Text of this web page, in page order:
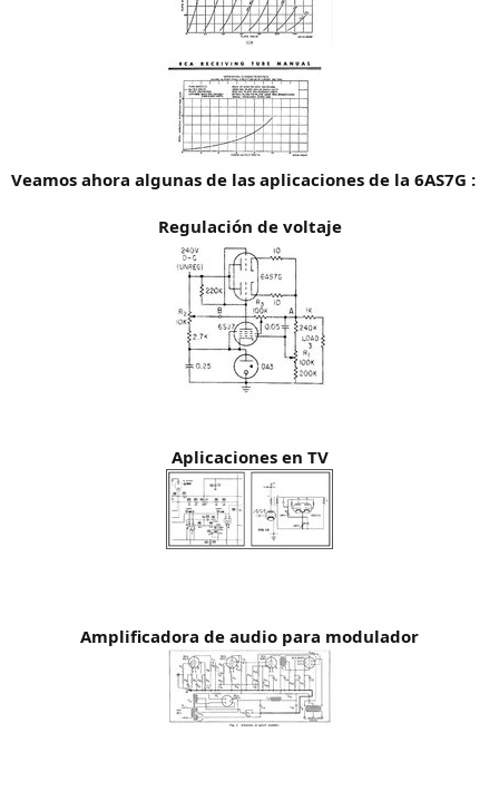
Veamos ahora algunas de las aplicaciones de la 6AS7G :
Regulación de voltaje
Aplicaciones en TV
Amplificadora de audio para modulador